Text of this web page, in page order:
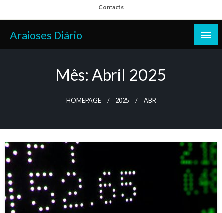
to
content
Contacts
Araioses Diário
Mês: Abril 2025
HOMEPAGE 2025 ABR